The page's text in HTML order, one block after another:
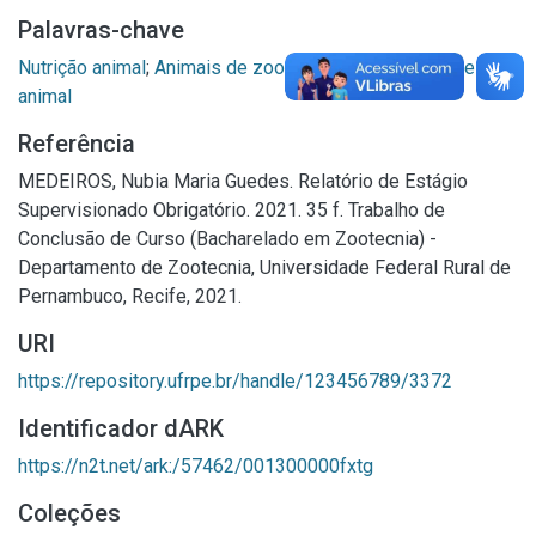
Palavras-chave
Nutrição animal; Animais de zoológico;Biotério;Bem-estar
animal
Referência
MEDEIROS, Nubia Maria Guedes. Relatório de Estágio
Supervisionado Obrigatório. 2021. 35 f. Trabalho de
Conclusão de Curso (Bacharelado em Zootecnia) -
Departamento de Zootecnia, Universidade Federal Rural de
Pernambuco, Recife, 2021.
URI
https://repository.ufrpe.br/handle/123456789/3372
Identificador dARK
https://n2t.net/ark:/57462/001300000fxtg
Coleções